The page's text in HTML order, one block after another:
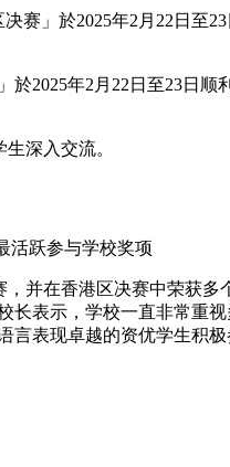
」於2025年2月22日至23
年2月22日至23日顺
深入交流。
跃参与学校奖项
在香港区决赛中荣获多
表示，学校一直非常重
表现卓越的资优学生积